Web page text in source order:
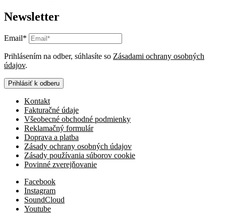
Newsletter
Email*
Prihlásením na odber, súhlasíte so Zásadami ochrany osobných
údajov.
Prihlásiť k odberu
Kontakt
Fakturačné údaje
Všeobecné obchodné podmienky
Reklamačný formulár
Doprava a platba
Zásady ochrany osobných údajov
Zásady používania súborov cookie
Povinné zverejňovanie
Facebook
Instagram
SoundCloud
Youtube